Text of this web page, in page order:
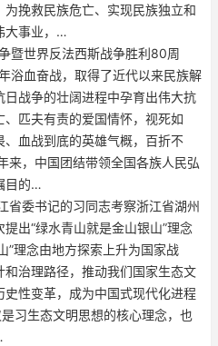
挽救民族危亡、实现民族独立和
大事业，…
世界反法西斯战争胜利80周
浴血奋战，取得了近代以来民族解
战争的壮阔进程中孕育出伟大抗
匹夫有责的爱国情怀，视死如
血战到底的英雄气概，百折不
来，中国团结带领全国各族人民弘
目的…
委书记的习同志考察浙江省湖州
出“绿水青山就是金山银山”理念
”理念由地方探索上升为国家战
治理路径，推动我们国家生态文
性变革，成为中国式现代化进程
习生态文明思想的核心理念，也